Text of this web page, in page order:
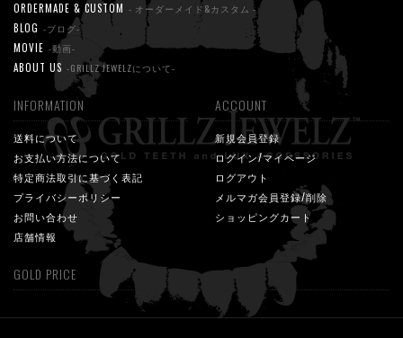
ORDERMADE & CUSTOM - オーダーメイド&カスタム -
BLOG -ブログ-
MOVIE -動画-
ABOUT US -GRILLZ JEWELZについて-
INFORMATION
送料について
お支払い方法について
特定商法取引に基づく表記
プライバシーポリシー
お問い合わせ
店舗情報
ACCOUNT
新規会員登録
ログイン/マイページ
ログアウト
メルマガ会員登録/削除
ショッピングカート
GOLD PRICE